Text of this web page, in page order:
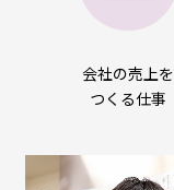
会社の売上を
つくる仕事